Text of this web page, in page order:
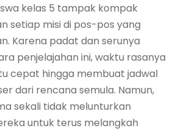
kelas 5 tampak kompak
setiap misi di pos-pos yang
Karena padat dan serunya
penjelajahan ini, waktu rasanya
cepat hingga membuat jadwal
dari rencana semula. Namun,
sekali tidak melunturkan
untuk terus melangkah